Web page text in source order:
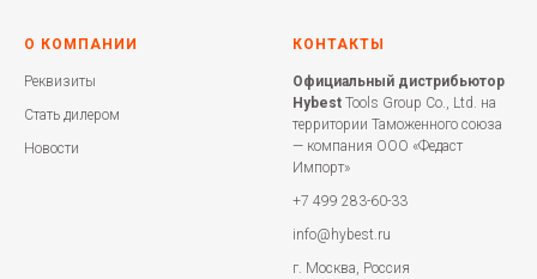
О КОМПАНИИ
Реквизиты
Стать дилером
Новости
КОНТАКТЫ
Официальный дистрибьютор
Hybest Tools Group Co., Ltd. на
территории Таможенного союза
— компания ООО «Федаст
Импорт»
+7 499 283-60-33
info@hybest.ru
г. Москва, Россия